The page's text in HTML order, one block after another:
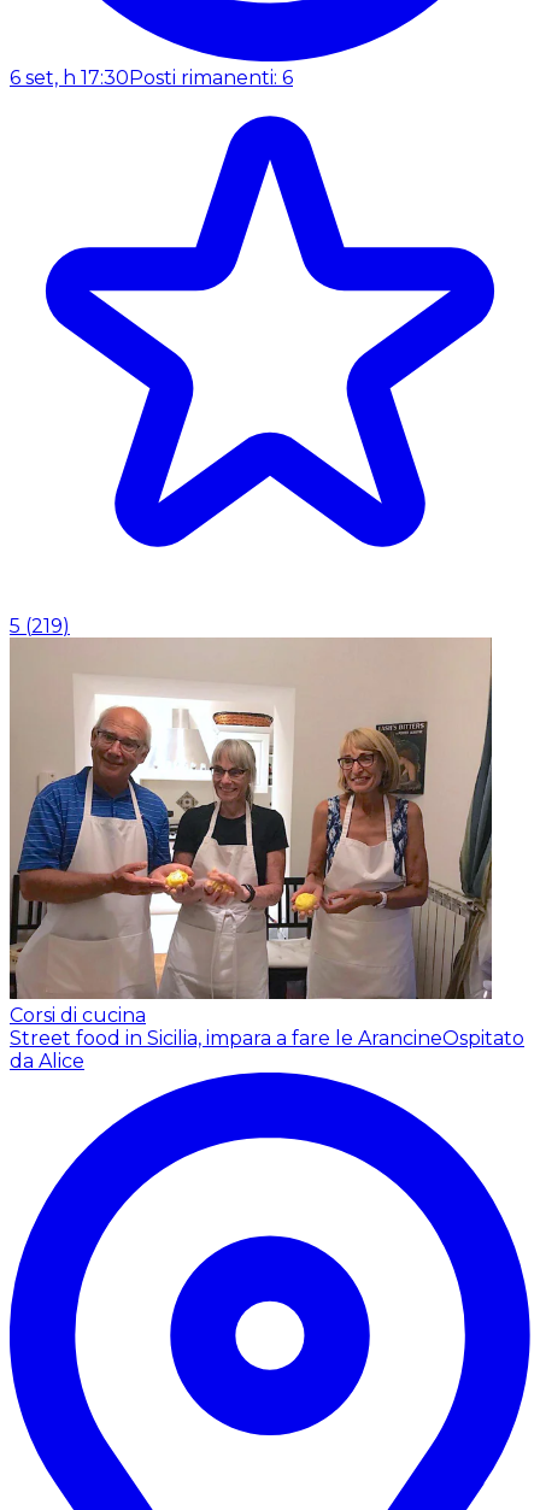
6 set, h 17:30 Posti rimanenti: 6
5 (219)
Corsi di cucina
Street food in Sicilia, impara a fare le ArancineOspitato
da Alice